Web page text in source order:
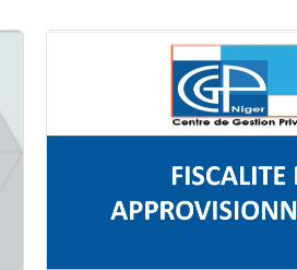
Image du cours FISCALITE